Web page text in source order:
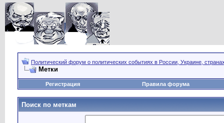
Политический форум о политических событиях в России, Украине,
Метки
Регистрация Правила форума
Поиск по меткам